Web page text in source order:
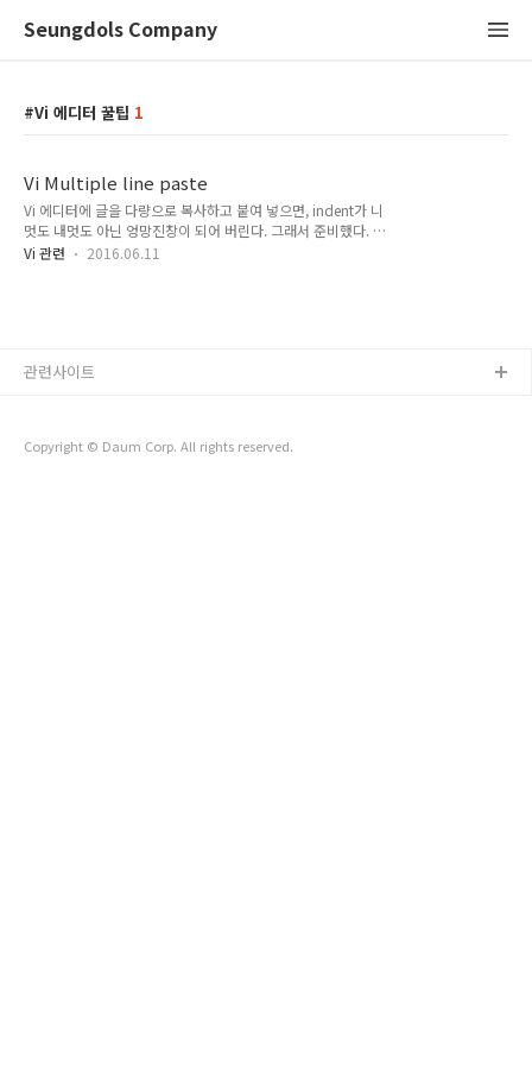
Seungdols Company
Vi 에디터 꿀팁 1
Vi Multiple line paste
Vi 에디터에 글을 다량으로 복사하고 붙여 넣으면, indent가 니
멋도 내멋도 아닌 엉망진창이 되어 버린다. 그래서 준비했다. 꾸
르팁 ^^ 내가 다량의 글을 붙여 넣고자 한다면, :set paste를 입
Vi 관련 2016.06.11
Copyright © Daum Corp. All rights reserved.
관련사이트